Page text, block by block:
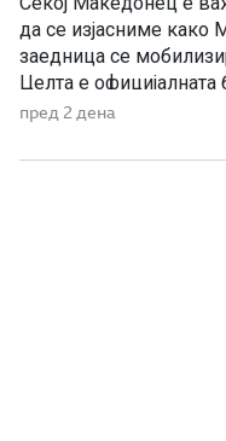
да се изјасниме
заедница се
Целта е официјалната
200.000 лица со
‘Македонија’, за
пред 2 дена